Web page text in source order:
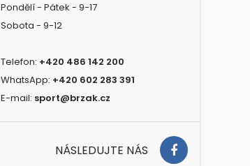
Pondělí - Pátek - 9-17
Sobota - 9-12
Telefon: +420 486 142 200
WhatsApp: +420 602 283 391
E-mail: sport@brzak.cz
NÁSLEDUJTE NÁS